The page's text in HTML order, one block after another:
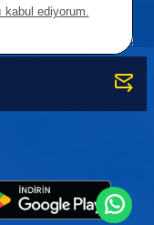
bültenimize abone olun!